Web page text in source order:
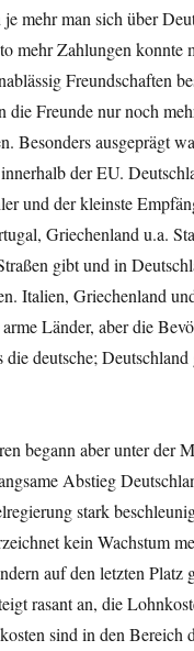
mehr man sich über
mehr Zahlungen konnte
Freundschaften
die Freunde nur noch
Besonders ausgeprägt
der EU.
und der kleinste
Griechenland u.a.
gibt und in
Italien, Griechenland
Länder, aber die
die deutsche;
begann aber unter der
Abstieg
stark
kein Wachstum
auf den letzten Platz
rasant an, die
sind in den Bereich